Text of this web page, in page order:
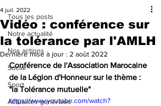
Tous les posts
Notre actualité
Nos actions
Social
Sport
Actualités générales
Vidéo : conférence sur
la tolérance par l'AMLH
4 juil. 2022
Dernière mise à jour : 2 août 2022
Conférence de l'Association Marocaine
de la Légion d'Honneur sur le thème :
"la Tolérance mutuelle"
https://www.youtube.com/watch?